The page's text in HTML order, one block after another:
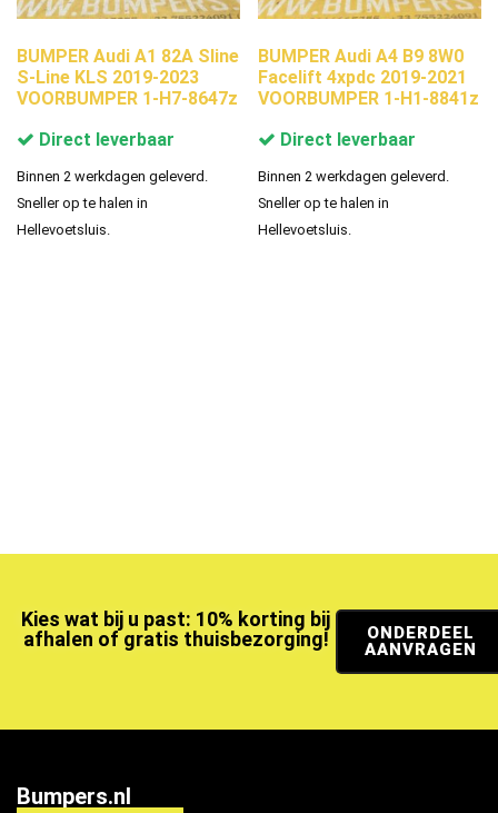
BUMPER Audi A1 82A Sline
S-Line KLS 2019-2023
VOORBUMPER 1-H7-8647z
Direct leverbaar
Binnen 2 werkdagen geleverd.
Sneller op te halen in
Hellevoetsluis.
BUMPER Audi A4 B9 8W0
Facelift 4xpdc 2019-2021
VOORBUMPER 1-H1-8841z
Direct leverbaar
Binnen 2 werkdagen geleverd.
Sneller op te halen in
Hellevoetsluis.
Kies wat bij u past: 10% korting bij
afhalen of gratis thuisbezorging!
ONDERDEEL
AANVRAGEN
Bumpers.nl